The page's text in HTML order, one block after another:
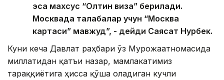
эса махсус “Олтин виза” берилади.
Москвада талабалар учун “Москва
картаси” мавжуд”, - дейди Саясат Нурбек.
Куни кеча Давлат раҳбари ўз Мурожаатномасида
миллатидан қатъи назар, мамлакатимиз
тараққиётига ҳисса қўша оладиган кучли